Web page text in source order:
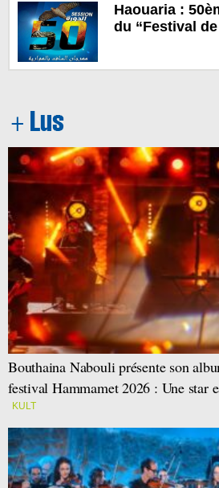
Haouaria :
du “Festival de
Bouthaina Nabouli présente son
festival Hammamet 2026 : Une star
KULT